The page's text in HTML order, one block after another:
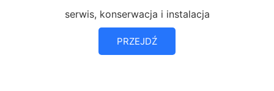
serwis, konserwacja i instalacja
PRZEJDŹ